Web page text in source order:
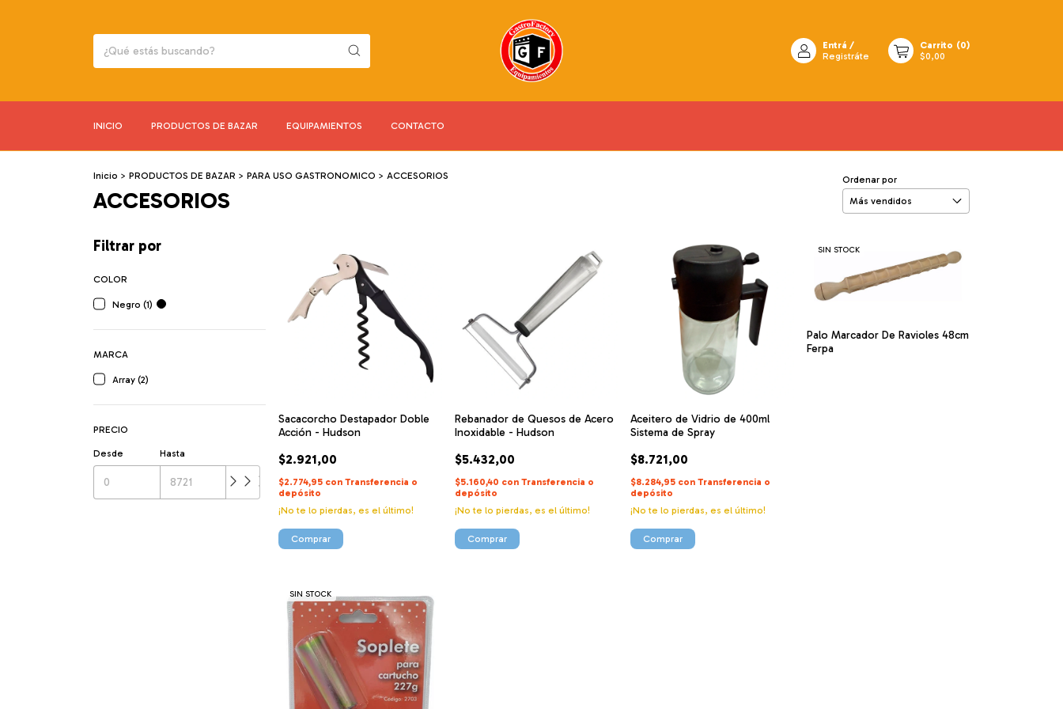
Entrá /
Registráte
Carrito (0)
$0,00
INICIO PRODUCTOS DE BAZAR EQUIPAMIENTOS CONTACTO
Inicio > PRODUCTOS DE BAZAR > PARA USO GASTRONOMICO > ACCESORIOS
ACCESORIOS
Ordenar por
Filtrar por
COLOR
Negro (1)
MARCA
Array (2)
PRECIO
Desde Hasta
Sacacorcho Destapador Doble
Acción - Hudson
$2.921,00
$2.774,95 con Transferencia o
depósito
¡No te lo pierdas, es el último!
Rebanador de Quesos de Acero
Inoxidable - Hudson
$5.432,00
$5.160,40 con Transferencia o
depósito
¡No te lo pierdas, es el último!
Aceitero de Vidrio de 400ml
Sistema de Spray
$8.721,00
$8.284,95 con Transferencia o
depósito
¡No te lo pierdas, es el último!
SIN STOCK
Palo Marcador De Ravioles 48cm
Ferpa
SIN STOCK